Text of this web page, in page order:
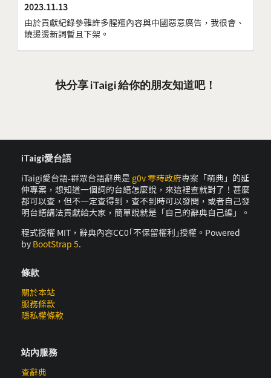
2023.11.13
由於貢獻紀錄參雜許多腥羶內容與中國惡意廣告，我很會、
燒燙燙新詞暫且下架。
快分享 iTaigi 給你的朋友知道吧！
iTaigi愛台語
iTaigi愛台語-群眾台語辭典是 g0v 零時政府專案「萌典」的延
伸專案，想知道一個詞的台語怎麼說，來這裡查就對了！甚麼
都可以查，但不一定查得到，查不到時可以發問，或者自己發
明台語講法貢獻給大家，簡單說就是「自己的辭典自己編」。
程式授權 MIT，辭典內容CC0｢不保留權利｣授權。Powered
by BootStrap 5.
條款
關於本站
服務條款
隱私權條款
站內服務
查辭典